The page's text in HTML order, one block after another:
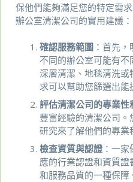
保他們能夠滿足您的特定需
辦公室清潔公司的實用建議：
確認服務範圍 ：首先
不同的辦公室可能有不
深層清潔、地毯清洗
求可以幫助您篩選出能
評估清潔公司的專業性
豐富經驗的清潔公司
研究來了解他們的專業
檢查資質與認證：一家
應的行業認證和資質
和服務品質的一種保障